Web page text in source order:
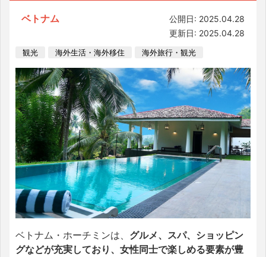
ベトナム
公開日: 2025.04.28
更新日: 2025.04.28
観光 海外生活・海外移住 海外旅行・観光
ベトナム・ホーチミンは、 グルメ、スパ、ショッピン
グなどが充実しており、女性同士で楽しめる要素が豊